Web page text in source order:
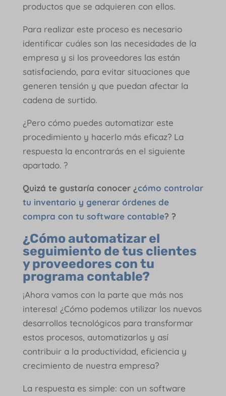
productos que se adquieren con ellos.
Para realizar este proceso es necesario
identificar cuáles son las necesidades de la
empresa y si los proveedores las están
satisfaciendo, para evitar situaciones que
generen tensión y que puedan afectar la
cadena de surtido.
¿Pero cómo puedes automatizar este
procedimiento y hacerlo más eficaz? La
respuesta la encontrarás en el siguiente
apartado. ?
Quizá te gustaría conocer ¿cómo controlar
tu inventario y generar órdenes de
compra con tu software contable? ?
¿Cómo automatizar el
seguimiento de tus clientes
y proveedores con tu
programa contable?
¡Ahora vamos con la parte que más nos
interesa! ¿Cómo podemos utilizar los nuevos
desarrollos tecnológicos para transformar
estos procesos, automatizarlos y así
contribuir a la productividad, eficiencia y
crecimiento de nuestra empresa?
La respuesta es simple: con un software